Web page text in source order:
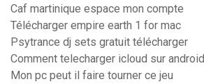
Caf martinique espace mon compte
Télécharger empire earth 1 for mac
Psytrance dj sets gratuit télécharger
Comment telecharger icloud sur android
Mon pc peut il faire tourner ce jeu